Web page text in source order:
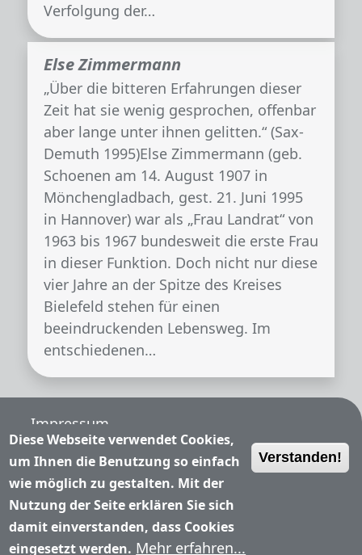
Verfolgung der…
Else Zimmermann
„Über die bitteren Erfahrungen dieser
Zeit hat sie wenig gesprochen, offenbar
aber lange unter ihnen gelitten.“ (Sax-
Demuth 1995)Else Zimmermann (geb.
Schoenen am 14. August 1907 in
Mönchengladbach, gest. 21. Juni 1995
in Hannover) war als „Frau Landrat“ von
1963 bis 1967 bundesweit die erste Frau
in dieser Funktion. Doch nicht nur diese
vier Jahre an der Spitze des Kreises
Bielefeld stehen für einen
beeindruckenden Lebensweg. Im
entschiedenen…
Fußzeile
Impressum
Nutzungsbedingungen
Datenschutzerklärung
Kontakt
Diese Webseite verwendet Cookies,
um Ihnen die Benutzung so einfach
wie möglich zu gestalten. Mit der
Nutzung der Seite erklären Sie sich
damit einverstanden, dass Cookies
eingesetzt werden. Mehr erfahren...
Verstanden!